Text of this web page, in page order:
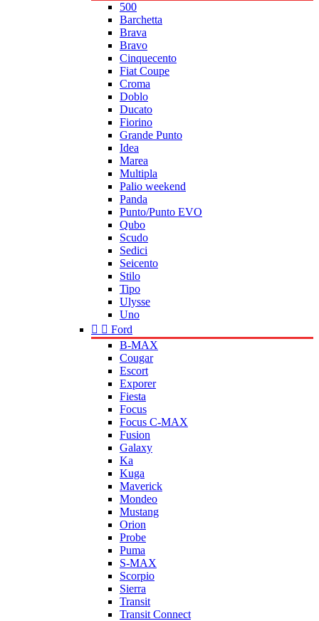
500
Barchetta
Brava
Bravo
Cinquecento
Fiat Coupe
Croma
Doblo
Ducato
Fiorino
Grande Punto
Idea
Marea
Multipla
Palio weekend
Panda
Punto/Punto EVO
Qubo
Scudo
Sedici
Seicento
Stilo
Tipo
Ulysse
Uno
  Ford
B-MAX
Cougar
Escort
Exporer
Fiesta
Focus
Focus C-MAX
Fusion
Galaxy
Ka
Kuga
Maverick
Mondeo
Mustang
Orion
Probe
Puma
S-MAX
Scorpio
Sierra
Transit
Transit Connect